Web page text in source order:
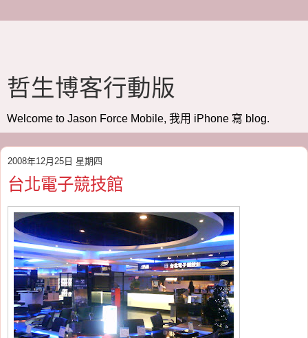
哲生博客行動版
Welcome to Jason Force Mobile, 我用 iPhone 寫 blog.
2008年12月25日 星期四
台北電子競技館